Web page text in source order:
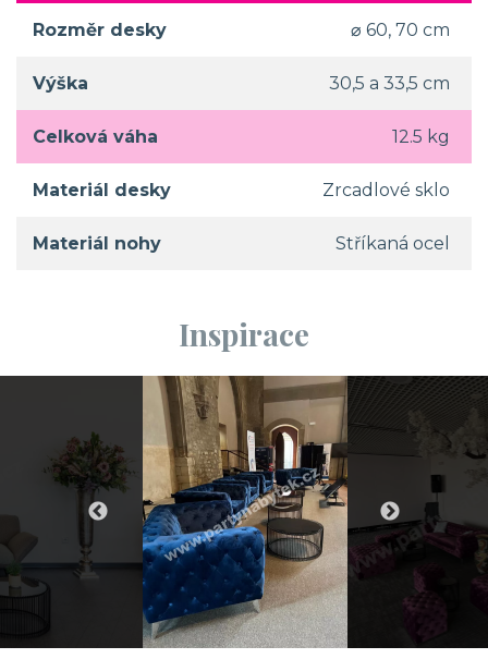
Rozměr desky ⌀ 60, 70 cm
Výška 30,5 a 33,5 cm
Celková váha 12.5 kg
Materiál desky Zrcadlové sklo
Materiál nohy Stříkaná ocel
Inspirace